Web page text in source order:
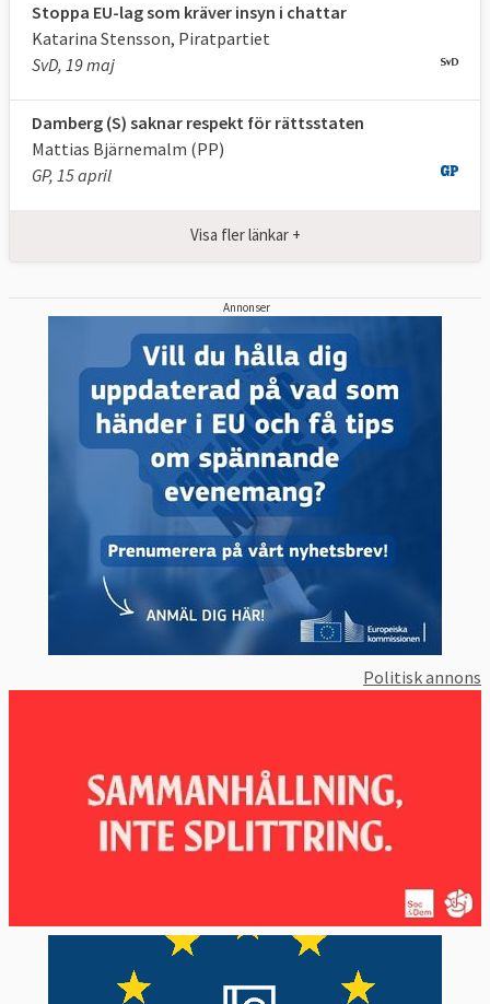
Stoppa EU-lag som kräver insyn i chattar
Katarina Stensson, Piratpartiet
SvD, 19 maj
Damberg (S) saknar respekt för rättsstaten
Mattias Bjärnemalm (PP)
GP, 15 april
Visa fler länkar +
Annonser
Politisk annons